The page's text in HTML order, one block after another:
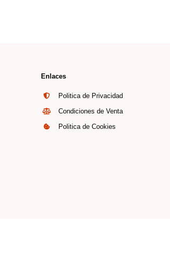
Enlaces
Politica de Privacidad
Condiciones de Venta
Politica de Cookies